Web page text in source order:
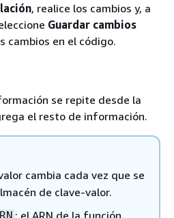
, realice los cambios y, a
Guardar cambios
cambios en el código.
se repite desde la
el resto de información.
cambia cada vez que se
de clave-valor.
: el ARN de la función